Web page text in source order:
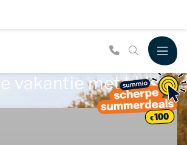
vakantie met kids